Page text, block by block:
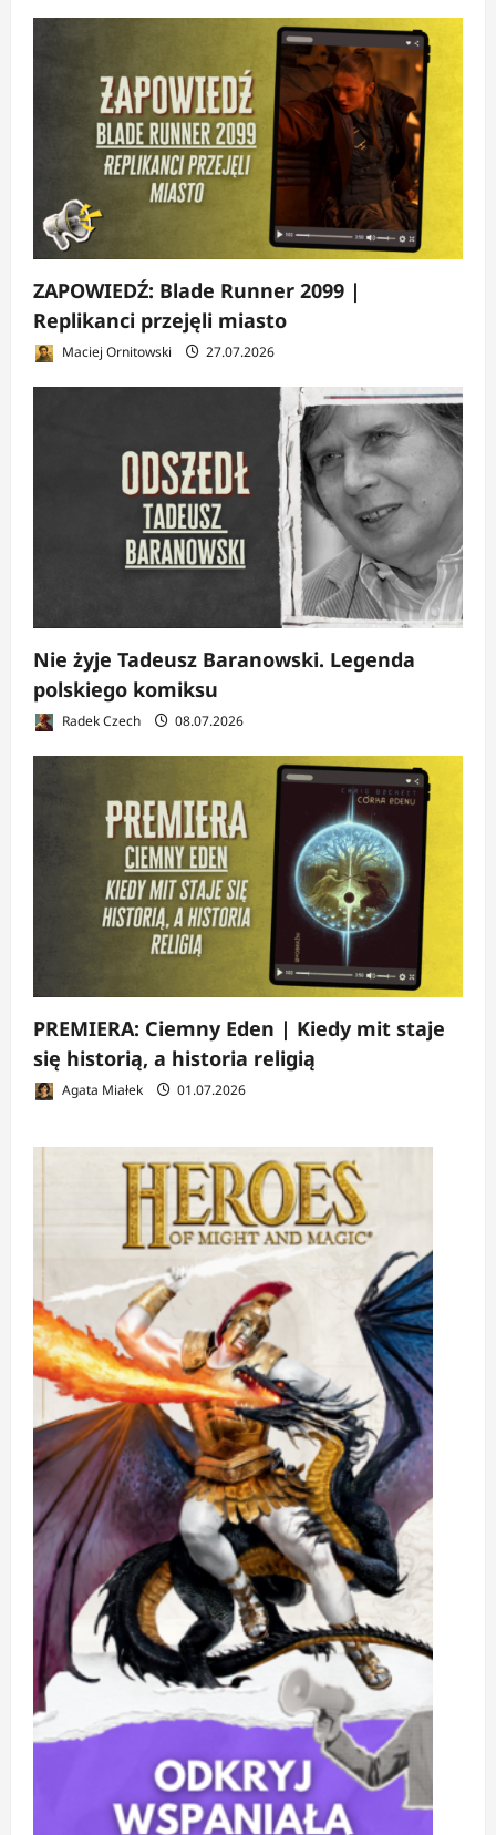
ZAPOWIEDŹ: Blade Runner 2099 |
Replikanci przejęli miasto
Maciej Ornitowski 27.07.2026
Nie żyje Tadeusz Baranowski. Legenda
polskiego komiksu
Radek Czech 08.07.2026
PREMIERA: Ciemny Eden | Kiedy mit staje
się historią, a historia religią
Agata Miałek 01.07.2026